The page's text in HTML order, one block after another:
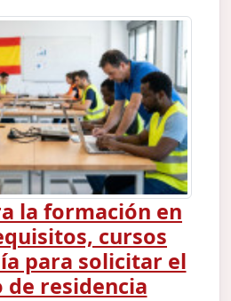
la formación en
cursos
para solicitar el
de residencia